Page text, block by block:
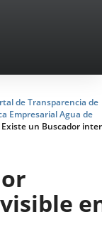
de Transparencia de
Empresarial Agua de
Existe un Buscador